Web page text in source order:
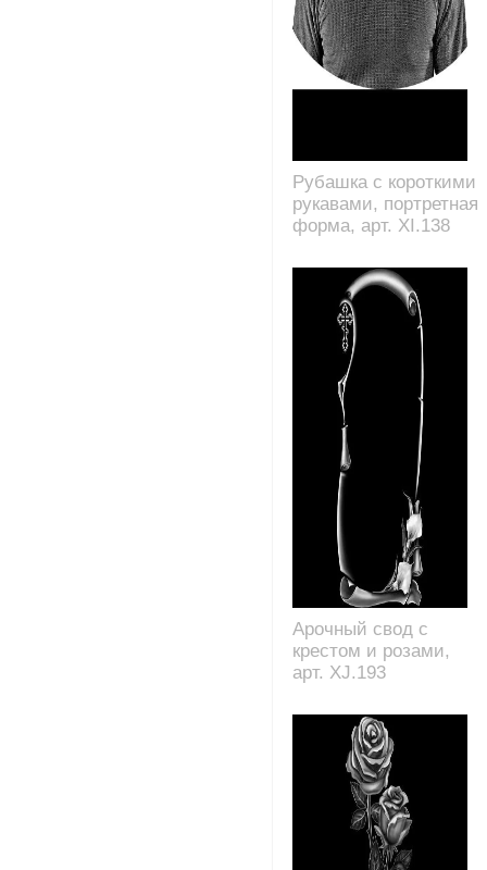
Рубашка с короткими
рукавами, портретная
форма, арт. XI.138
Арочный свод с
крестом и розами,
арт. XJ.193